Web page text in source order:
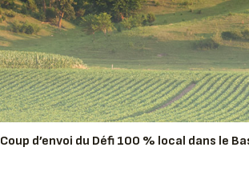
Coup d’envoi du Défi 100 % local dans le